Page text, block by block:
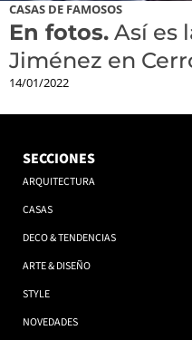
CASAS DE FAMOSOS
En fotos. Así es
Jiménez en
14/01/2022
SECCIONES
ARQUITECTURA
CASAS
DECO & TENDENCIAS
ARTE & DISEÑO
STYLE
NOVEDADES